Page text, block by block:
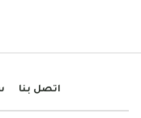
اتصل بنا